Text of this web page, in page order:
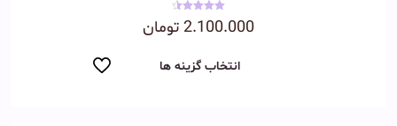
نمره
4.50
2.100.000 تومان
انتخاب گزینه ها